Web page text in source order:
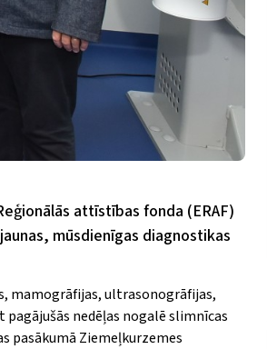
attīstības fonda (ERAF)
mūsdienīgas diagnostikas
mamogrāfijas, ultra­­so­nogrāfijas,
nedēļas nogalē slimnīcas
pasākumā Ziemeļkurzemes